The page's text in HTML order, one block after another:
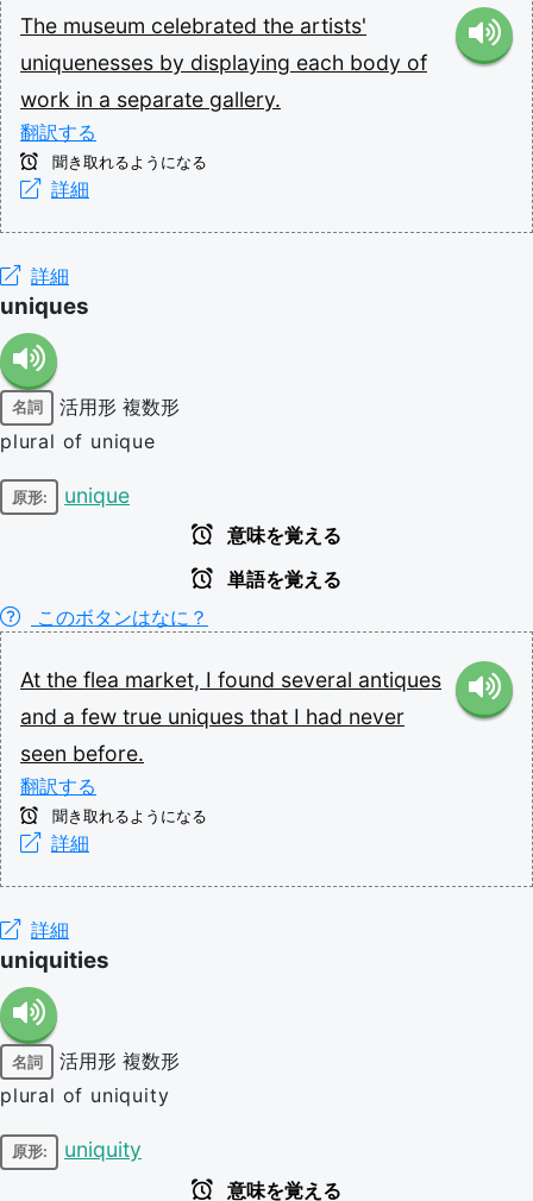
The museum celebrated the artists'
uniquenesses by displaying each body of
work in a separate gallery.
翻訳する
聞き取れるようになる
詳細
詳細
uniques
名詞 活用形 複数形
plural of unique
原形: unique
意味を覚える
単語を覚える
このボタンはなに？
At the flea market, I found several antiques
and a few true uniques that I had never
seen before.
翻訳する
聞き取れるようになる
詳細
詳細
uniquities
名詞 活用形 複数形
plural of uniquity
原形: uniquity
意味を覚える